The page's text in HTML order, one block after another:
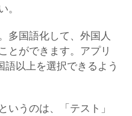
。
多国語化して、外国人
とができます。アプリ
以上を選択できるよう
いうのは、「テスト」